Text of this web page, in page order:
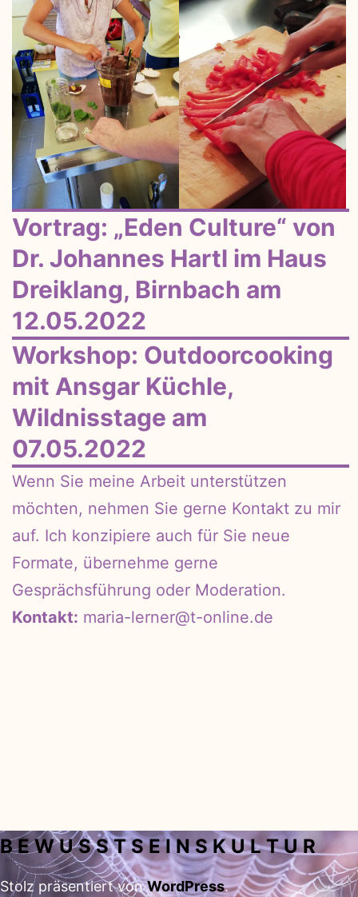
Vortrag: „Eden Culture“ von
Dr. Johannes Hartl im Haus
Dreiklang, Birnbach am
12.05.2022
Workshop: Outdoorcooking
mit Ansgar Küchle,
Wildnisstage am
07.05.2022
Wenn Sie meine Arbeit unterstützen
möchten, nehmen Sie gerne Kontakt zu mir
auf. Ich konzipiere auch für Sie neue
Formate, übernehme gerne
Gesprächsführung oder Moderation.
Kontakt: maria-lerner@t-online.de
B E W U S S T S E I N S K U L T U R
Stolz präsentiert vonWordPress.